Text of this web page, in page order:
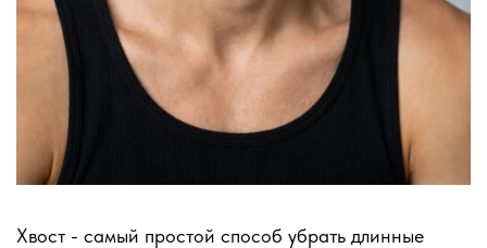
Хвост - самый простой способ убрать длинные